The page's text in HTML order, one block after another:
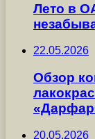
Лето в
22.05.2026
Обзор
20.05.2026